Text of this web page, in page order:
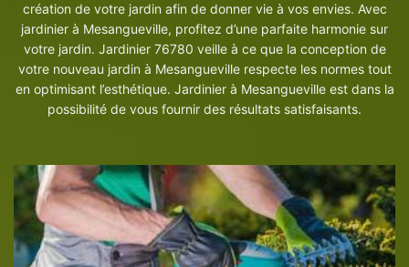
création de votre jardin afin de donner vie à vos envies. Avec
jardinier à Mesangueville, profitez d’une parfaite harmonie sur
votre jardin. Jardinier 76780 veille à ce que la conception de
votre nouveau jardin à Mesangueville respecte les normes tout
en optimisant l’esthétique. Jardinier à Mesangueville est dans la
possibilité de vous fournir des résultats satisfaisants.